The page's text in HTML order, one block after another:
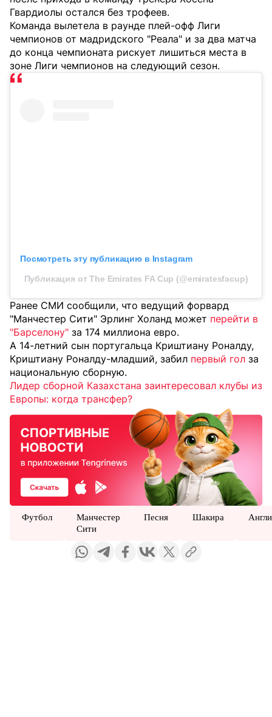
Гвардиолы остался без трофеев.
Команда вылетела в раунде плей-офф Лиги
чемпионов от мадридского "Реала" и за два матча
до конца чемпионата рискует лишиться места в
зоне Лиги чемпионов на следующий сезон.
Посмотреть эту публикацию в Instagram
Публикация от The Emirates FA Cup (@emiratesfacup)
Ранее СМИ сообщили, что ведущий форвард
"Манчестер Сити" Эрлинг Холанд может перейти в
"Барселону" за 174 миллиона евро.
А 14-летний сын португальца Криштиану Роналду,
Криштиану Роналду-младший, забил первый гол за
национальную сборную.
Лидер сборной Казахстана заинтересовал клубы из
Европы: когда трансфер?
Футбол
Манчестер
Сити
Песня Шакира